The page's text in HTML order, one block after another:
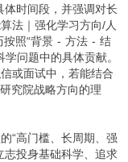
体时间段，并强调对长
法｜强化学习方向/人
按照“背景 - 方法 - 结
问题中的具体贡献。
或面试中，若能结合
究院战略方向的理
“高门槛、长周期、强
志投身基础科学、追求